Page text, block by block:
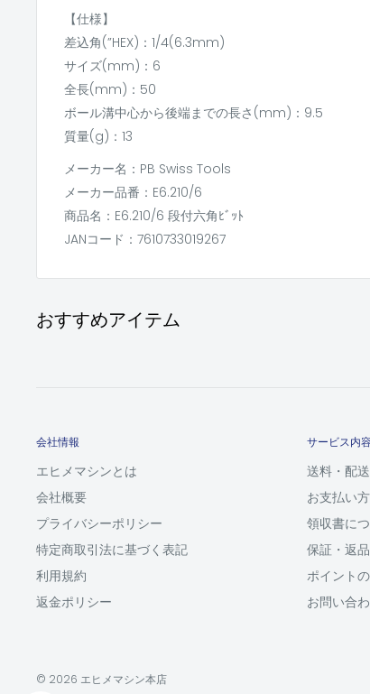
【仕様】
差込角(”HEX)：1/4(6.3mm)
サイズ(mm)：6
全長(mm)：50
ボール溝中心から後端までの長さ(mm)：9.5
質量(g)：13
メーカー名：PB Swiss Tools
メーカー品番：E6.210/6
商品名：E6.210/6 段付六角ﾋﾞｯﾄ
JANコード：7610733019267
おすすめアイテム
会社情報
エヒメマシンとは
会社概要
プライバシーポリシー
特定商取引法に基づく表記
利用規約
返金ポリシー
サービス内
送料・配
お支払い
領収書に
保証・返
ポイント
お問い合
© 2026 エヒメマシン本店